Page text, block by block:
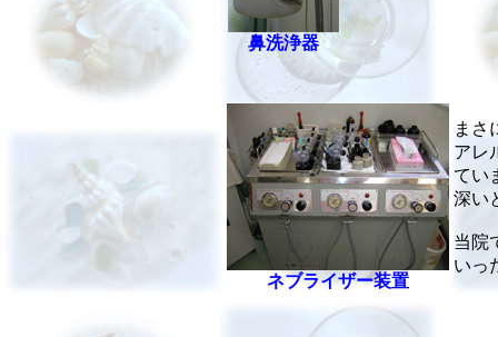
鼻洗浄器
ネブライザー装置
まさ
アレ
てい
深い
当院
いっ